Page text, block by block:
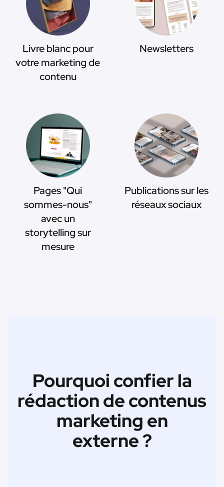
Livre blanc pour
votre marketing de
contenu
Newsletters
Pages "Qui
sommes-nous"
avec un
storytelling sur
mesure
Publications sur les
réseaux sociaux
Pourquoi confier la
rédaction de contenus
marketing en
externe ?